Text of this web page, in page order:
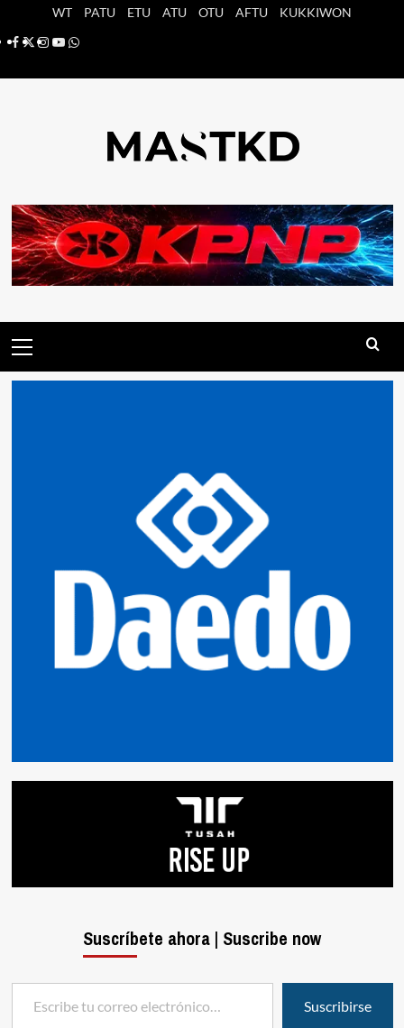
WT PATU ETU ATU OTU AFTU
KUKKIWON
Facebook
X Instagram
YouTube
Whatsapp
principal
Suscríbete ahora | Suscribe now
Escribe tu correo electrónico…
Suscribirse